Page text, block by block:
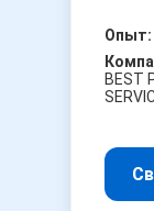
Опыт:
BEST